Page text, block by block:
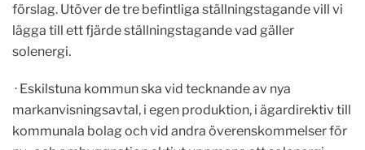
förslag. Utöver de tre befintliga ställningstagande vill vi
lägga till ett fjärde ställningstagande vad gäller
solenergi.
· Eskilstuna kommun ska vid tecknande av nya
markanvisningsavtal, i egen produktion, i ägardirektiv till
kommunala bolag och vid andra överenskommelser för